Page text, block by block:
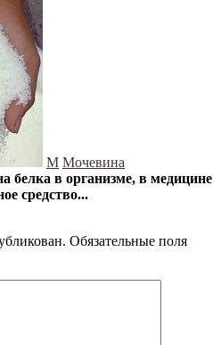
М Мочевина
белка в организме, в медицине
средство...
Обязательные поля